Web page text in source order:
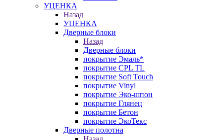
УЦЕНКА
Назад
УЦЕНКА
Дверные блоки
Назад
Дверные блоки
покрытие Эмаль*
покрытие CPL TL
покрытие Soft Touch
покрытие Vinyl
покрытие Эко-шпон
покрытие Глянец
покрытие Бетон
покрытие ЭкоТекс
Дверные полотна